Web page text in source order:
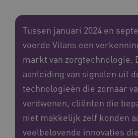
Tussen januari 2024 en
voerde Vilans een
markt van zorgtechnologie.
aanleiding van signalen uit
technologieën die zomaar
verdwenen, cliënten die
niet makkelijk zelf konden
veelbelovende innovaties